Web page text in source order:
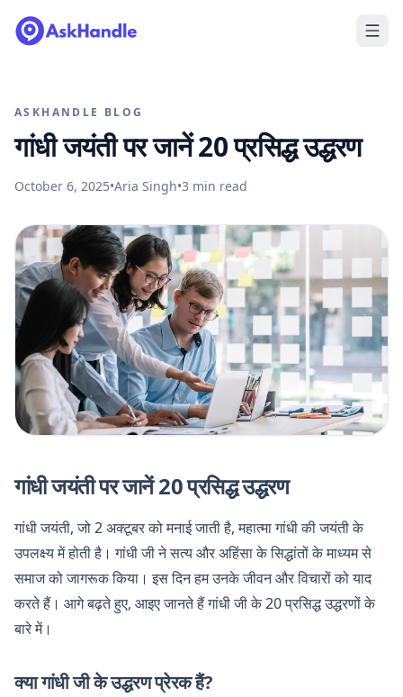
ASKHANDLE BLOG
गांधी जयंती पर जानें 20 प्रसिद्ध उद्धरण
October 6, 2025•Aria Singh•3 min read
गांधी जयंती पर जानें 20 प्रसिद्ध उद्धरण
गांधी जयंती, जो 2 अक्टूबर को मनाई जाती है, महात्मा गांधी की जयंती के
उपलक्ष्य में होती है। गांधी जी ने सत्य और अहिंसा के सिद्धांतों के माध्यम से
समाज को जागरूक किया। इस दिन हम उनके जीवन और विचारों को याद
करते हैं। आगे बढ़ते हुए, आइए जानते हैं गांधी जी के 20 प्रसिद्ध उद्धरणों के
बारे में।
क्या गांधी जी के उद्धरण प्रेरक हैं?